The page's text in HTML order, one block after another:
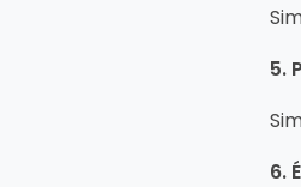
5.
6.